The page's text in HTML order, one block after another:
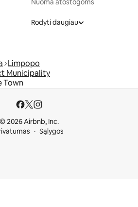
Rodyti daugiau
Limpopo
Municipality
Town
© 2026 Airbnb, Inc.
Sąlygos